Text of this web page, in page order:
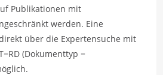
Publikationen mit
werden. Eine
über die Expertensuche mit
(Dokumenttyp =